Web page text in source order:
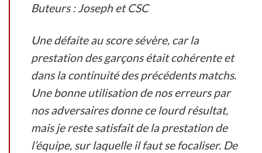
Buteurs : Joseph et CSC
Une défaite au score sévère, car la
prestation des garçons était cohérente et
dans la continuité des précédents matchs.
Une bonne utilisation de nos erreurs par
nos adversaires donne ce lourd résultat,
mais je reste satisfait de la prestation de
l’équipe, sur laquelle il faut se focaliser. De